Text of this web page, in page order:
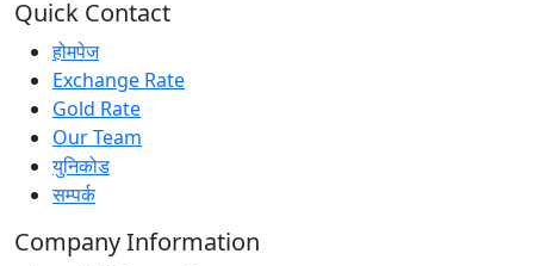
Quick Contact
होमपेज
Exchange Rate
Gold Rate
Our Team
युनिकोड
सम्पर्क
Company Information